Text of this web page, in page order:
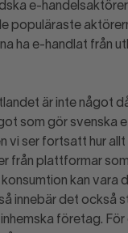
e-
populäraste
ha e-handlat från
är inte något
som gör svenska
vi ser fortsatt hur
från plattformar
kan vara
innebär det också
företag. För